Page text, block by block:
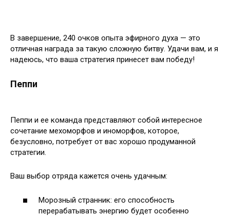
В завершение, 240 очков опыта эфирного духа — это
отличная награда за такую сложную битву. Удачи вам, и я
надеюсь, что ваша стратегия принесет вам победу!
Пеппи
Пеппи и ее команда представляют собой интересное
сочетание мехоморфов и иноморфов, которое,
безусловно, потребует от вас хорошо продуманной
стратегии.
Ваш выбор отряда кажется очень удачным:
Морозный странник: его способность
перерабатывать энергию будет особенно